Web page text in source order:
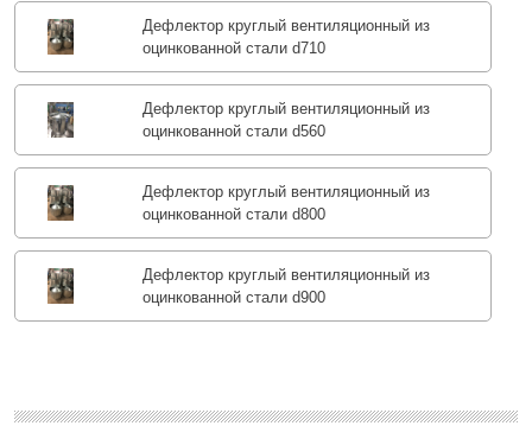
Дефлектор круглый вентиляционный из
оцинкованной стали d710
Дефлектор круглый вентиляционный из
оцинкованной стали d560
Дефлектор круглый вентиляционный из
оцинкованной стали d800
Дефлектор круглый вентиляционный из
оцинкованной стали d900